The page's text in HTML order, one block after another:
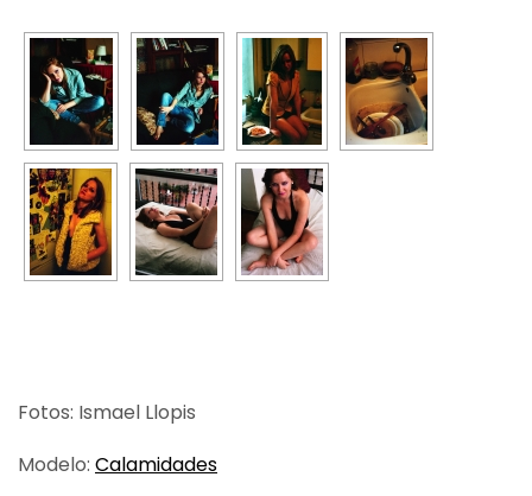
Fotos: Ismael Llopis
Modelo: Calamidades